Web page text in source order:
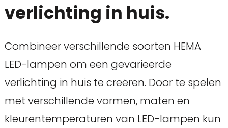
verlichting in huis.
Combineer verschillende soorten HEMA
LED-lampen om een gevarieerde
verlichting in huis te creëren. Door te spelen
met verschillende vormen, maten en
kleurentemperaturen van LED-lampen kun